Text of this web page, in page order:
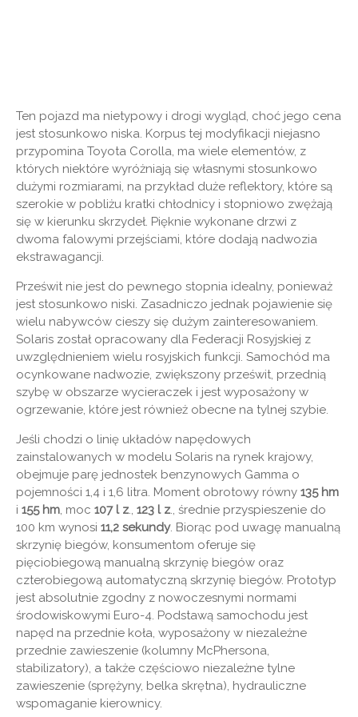
Ten pojazd ma nietypowy i drogi wygląd, choć jego cena
jest stosunkowo niska. Korpus tej modyfikacji niejasno
przypomina Toyota Corolla, ma wiele elementów, z
których niektóre wyróżniają się własnymi stosunkowo
dużymi rozmiarami, na przykład duże reflektory, które są
szerokie w pobliżu kratki chłodnicy i stopniowo zwężają
się w kierunku skrzydeł. Pięknie wykonane drzwi z
dwoma falowymi przejściami, które dodają nadwozia
ekstrawagancji.
Prześwit nie jest do pewnego stopnia idealny, ponieważ
jest stosunkowo niski. Zasadniczo jednak pojawienie się
wielu nabywców cieszy się dużym zainteresowaniem.
Solaris został opracowany dla Federacji Rosyjskiej z
uwzględnieniem wielu rosyjskich funkcji. Samochód ma
ocynkowane nadwozie, zwiększony prześwit, przednią
szybę w obszarze wycieraczek i jest wyposażony w
ogrzewanie, które jest również obecne na tylnej szybie.
Jeśli chodzi o linię układów napędowych
zainstalowanych w modelu Solaris na rynek krajowy,
obejmuje parę jednostek benzynowych Gamma o
pojemności 1,4 i 1,6 litra. Moment obrotowy równy 135 hm
i 155 hm , moc 107 l z 123 l z ., średnie przyspieszenie do
100 km wynosi 11,2 sekundy. Biorąc pod uwagę manualną
skrzynię biegów, konsumentom oferuje się
pięciobiegową manualną skrzynię biegów oraz
czterobiegową automatyczną skrzynię biegów. Prototyp
jest absolutnie zgodny z nowoczesnymi normami
środowiskowymi Euro-4. Podstawą samochodu jest
napęd na przednie koła, wyposażony w niezależne
przednie zawieszenie (kolumny McPhersona,
stabilizatory), a także częściowo niezależne tylne
zawieszenie (sprężyny, belka skrętna), hydrauliczne
wspomaganie kierownicy.